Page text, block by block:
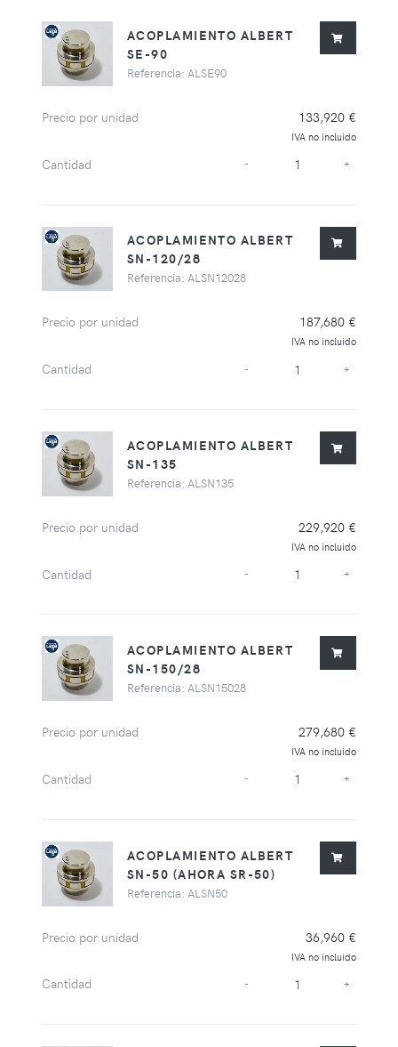
ACOPLAMIENTO ALBERT
SE-90
Referencia: ALSE90
Precio por unidad 133,920 €
IVA no incluido
Cantidad - +
ACOPLAMIENTO ALBERT
SN-120/28
Referencia: ALSN12028
Precio por unidad 187,680 €
IVA no incluido
Cantidad - +
ACOPLAMIENTO ALBERT
SN-135
Referencia: ALSN135
Precio por unidad 229,920 €
IVA no incluido
Cantidad - +
ACOPLAMIENTO ALBERT
SN-150/28
Referencia: ALSN15028
Precio por unidad 279,680 €
IVA no incluido
Cantidad - +
ACOPLAMIENTO ALBERT
SN-50 (AHORA SR-50)
Referencia: ALSN50
Precio por unidad 36,960 €
IVA no incluido
Cantidad - +